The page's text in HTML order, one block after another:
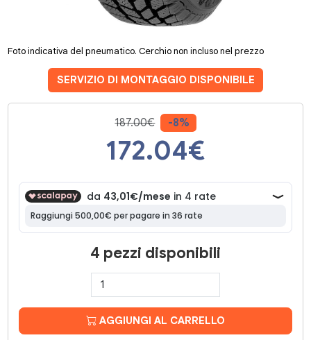
Foto indicativa del pneumatico. Cerchio non incluso nel prezzo
SERVIZIO DI MONTAGGIO DISPONIBILE
187.00€ -8%
172.04€
4 pezzi disponibili
AGGIUNGI AL CARRELLO